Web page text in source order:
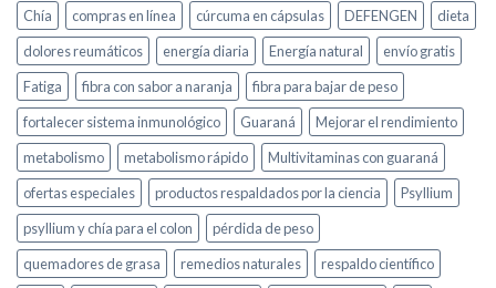
Chía
compras en línea cúrcuma en cápsulas DEFENGEN
dieta
dolores reumáticos
energía diaria Energía natural
envío gratis
Fatiga
fibra con sabor a naranja
fibra para bajar de peso
fortalecer sistema inmunológico
Guaraná
Mejorar el rendimiento
metabolismo
metabolismo rápido
Multivitaminas con guaraná
ofertas especiales
productos respaldados por la ciencia
Psyllium
psyllium y chía para el colon
pérdida de peso
quemadores de grasa
remedios naturales
respaldo científico